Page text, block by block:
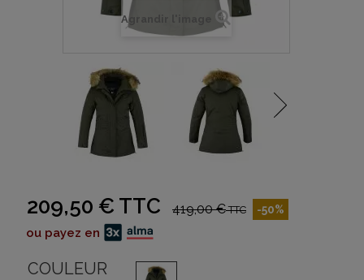
Agrandir l'image
209,50 € TTC 419,00 €TTC -50%
ou payez en
COULEUR